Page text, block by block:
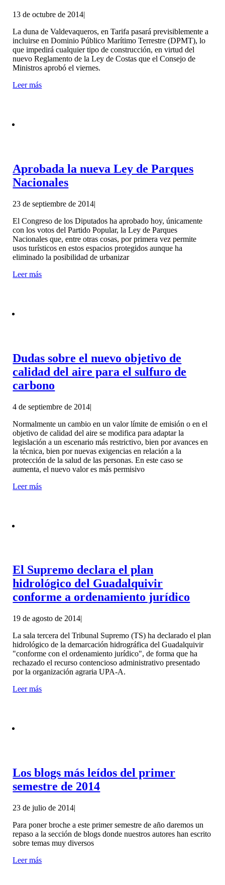
13 de octubre de 2014|
La duna de Valdevaqueros, en Tarifa pasará previsiblemente a
incluirse en Dominio Público Marítimo Terrestre (DPMT), lo
que impedirá cualquier tipo de construcción, en virtud del
nuevo Reglamento de la Ley de Costas que el Consejo de
Ministros aprobó el viernes.
Leer más
Aprobada la nueva Ley de Parques
Nacionales
23 de septiembre de 2014|
El Congreso de los Diputados ha aprobado hoy, únicamente
con los votos del Partido Popular, la Ley de Parques
Nacionales que, entre otras cosas, por primera vez permite
usos turísticos en estos espacios protegidos aunque ha
eliminado la posibilidad de urbanizar
Leer más
Dudas sobre el nuevo objetivo de
calidad del aire para el sulfuro de
carbono
4 de septiembre de 2014|
Normalmente un cambio en un valor límite de emisión o en el
objetivo de calidad del aire se modifica para adaptar la
legislación a un escenario más restrictivo, bien por avances en
la técnica, bien por nuevas exigencias en relación a la
protección de la salud de las personas. En este caso se
aumenta, el nuevo valor es más permisivo
Leer más
El Supremo declara el plan
hidrológico del Guadalquivir
conforme a ordenamiento jurídico
19 de agosto de 2014|
La sala tercera del Tribunal Supremo (TS) ha declarado el plan
hidrológico de la demarcación hidrográfica del Guadalquivir
"conforme con el ordenamiento jurídico", de forma que ha
rechazado el recurso contencioso administrativo presentado
por la organización agraria UPA-A.
Leer más
Los blogs más leídos del primer
semestre de 2014
23 de julio de 2014|
Para poner broche a este primer semestre de año daremos un
repaso a la sección de blogs donde nuestros autores han escrito
sobre temas muy diversos
Leer más